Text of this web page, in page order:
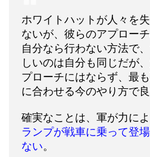
ホワイトハットが人々を
ないが、彼らのアプロー
自分なら行わない方法で
しいのは自分も同じだが
プローチにはならず、最
に合わせる今のやり方で良
確実なことは、軍が力によ
ランプが戦車に乗って登
ない。